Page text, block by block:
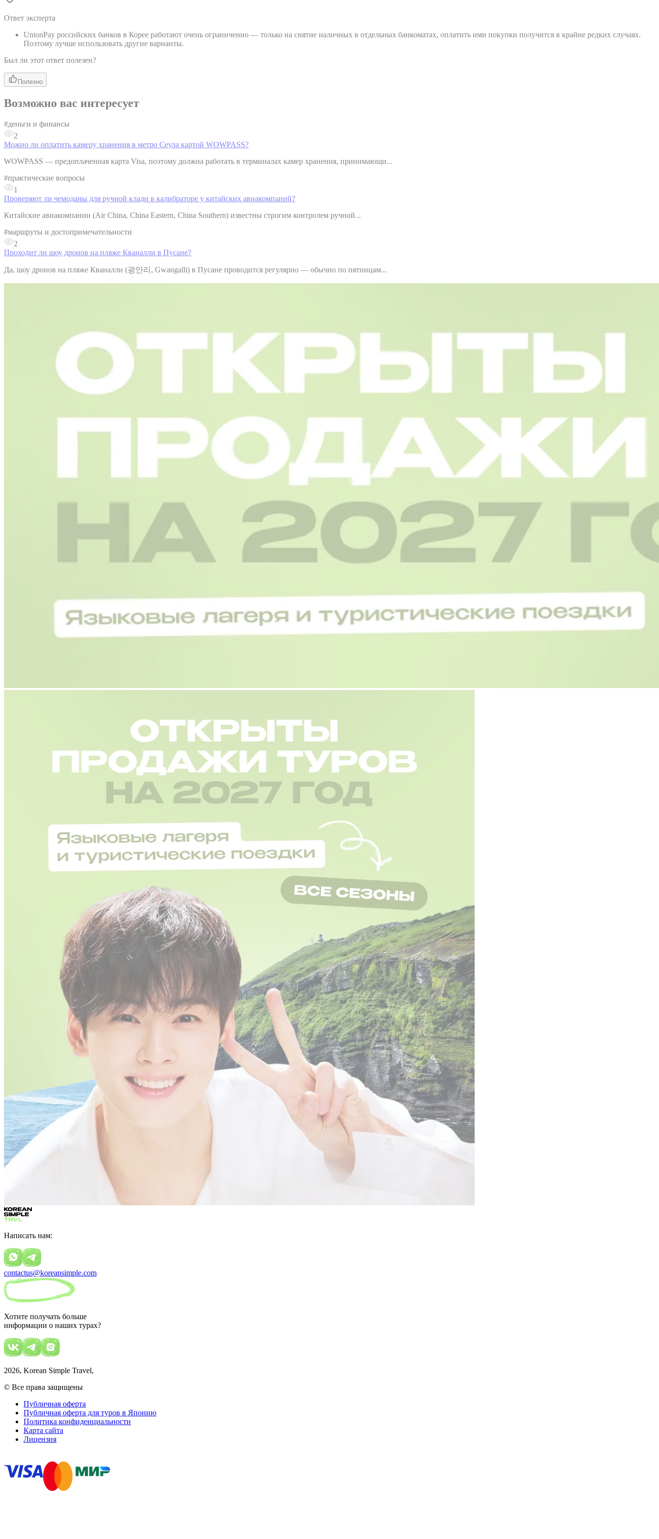
Ответ эксперта
UnionPay российских банков в Корее работают очень ограниченно — только на снятие наличных в отдельных банкоматах, оплатить ими покупки получится в крайне редких случаях.
Поэтому лучше использовать другие варианты.
Был ли этот ответ полезен?
Полезно
Возможно вас интересует
#деньги и финансы
2
Можно ли оплатить камеру хранения в метро Сеула картой WOWPASS?
WOWPASS — предоплаченная карта Visa, поэтому должна работать в терминалах камер хранения, принимающи...
#практические вопросы
1
Проверяют ли чемоданы для ручной клади в калибраторе у китайских авиакомпаний?
Китайские авиакомпании (Air China, China Eastern, China Southern) известны строгим контролем ручной...
#маршруты и достопримечательности
2
Проходит ли шоу дронов на пляже Кваналли в Пусане?
Да, шоу дронов на пляже Кваналли (광안리, Gwangalli) в Пусане проводится регулярно — обычно по пятницам...
Написать нам:
contactus@koreansimple.com
Хотите получать больше
информации о наших турах?
2026, Korean Simple Travel,
© Все права защищены
Публичная оферта
Публичная оферта для туров в Японию
Политика конфиденциальности
Карта сайта
Лицензия